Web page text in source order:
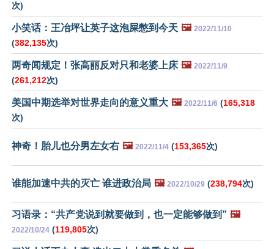
次)
小笑话：王冶坪让英子这泡屎憋到今天 🖼️ 2022/11/10
(382,135次)
两奇闻规定！张高丽反对只和老婆上床 🖼️ 2022/11/9
(261,212次)
美国中期选举对世界走向的意义重大 🖼️ 2022/11/6 (165,318
次)
神奇！胎儿也分男左女右 🖼️ 2022/11/4 (153,365次)
谁能加速中共的灭亡 谁进政治局 🖼️ 2022/10/29 (238,794次)
习语录：“共产党说到就要做到，也一定能够做到” 🖼️
2022/10/24 (119,805次)